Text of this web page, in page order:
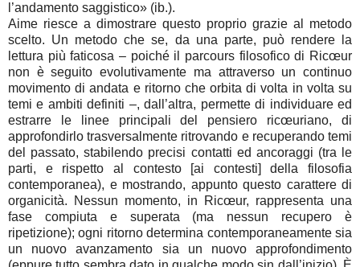
l’andamento saggistico» (ib.).
Aime riesce a dimostrare questo proprio grazie al metodo
scelto. Un metodo che se, da una parte, può rendere la
lettura più faticosa – poiché il parcours filosofico di Ricœur
non è seguito evolutivamente ma attraverso un continuo
movimento di andata e ritorno che orbita di volta in volta su
temi e ambiti definiti –, dall’altra, permette di individuare ed
estrarre le linee principali del pensiero ricœuriano, di
approfondirlo trasversalmente ritrovando e recuperando temi
del passato, stabilendo precisi contatti ed ancoraggi (tra le
parti, e rispetto al contesto [ai contesti] della filosofia
contemporanea), e mostrando, appunto questo carattere di
organicità. Nessun momento, in Ricœur, rappresenta una
fase compiuta e superata (ma nessun recupero è
ripetizione); ogni ritorno determina contemporaneamente sia
un nuovo avanzamento sia un nuovo approfondimento